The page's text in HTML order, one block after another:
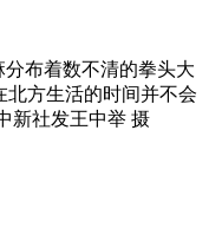
布着数不清的拳头大
方生活的时间并不会
新社发王中举 摄